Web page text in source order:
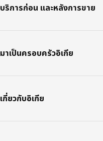
บริการก่อน และหลังการขาย
มาเป็นครอบครัวอิเกีย
เกี่ยวกับอิเกีย